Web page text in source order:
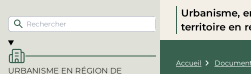
Urbanisme,
territoire en
URBANISME EN RÉGION DE
Accueil